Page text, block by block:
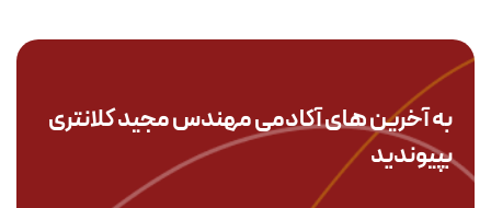
به آخرین های آکادمیمهندس مجید کلانتری
بپیوندید